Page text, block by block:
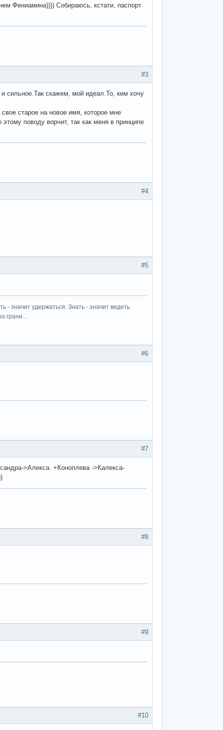
Фениамина)))) Собираюсь, кстати, паспорт
#3
сильное.Так скажем, мой идеал.То, кем хочу
старое на новое имя, которое мне
поводу ворчит, так как меня в принципе
#4
#5
- значит удержаться. Знать - значит видеть
грани...
#6
#7
>Алекса. +Коноплева ->Калекса-
#8
#9
#10